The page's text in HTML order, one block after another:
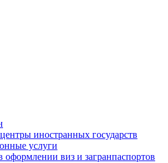
иностранных государств
услуги
виз и загранпаспортов